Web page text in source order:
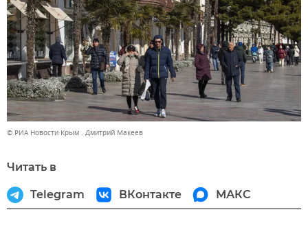
© РИА Новости Крым . Дмитрий Макеев
Читать в
Telegram ВКонтакте МАКС